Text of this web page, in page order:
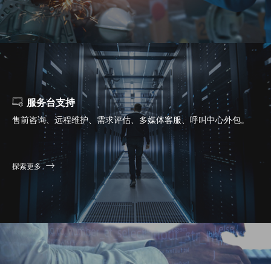
服务台支持
售前咨询、远程维护、需求评估、多媒体客服、呼叫中心外包。
探索更多